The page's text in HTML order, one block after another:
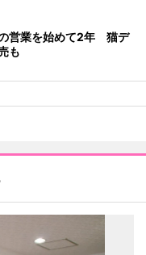
営業を始めて2年 猫デ
も